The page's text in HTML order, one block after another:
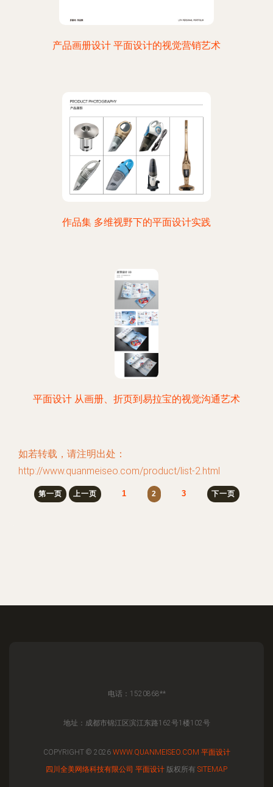
产品画册设计 平面设计的视觉营销艺术
作品集 多维视野下的平面设计实践
平面设计 从画册、折页到易拉宝的视觉沟通艺术
如若转载，请注明出处：
http://www.quanmeiseo.com/product/list-2.html
第一页 上一页 1 2 3 下一页
电话：1520868**
地址：成都市锦江区滨江东路162号1楼102号
COPYRIGHT © 2026 WWW.QUANMEISEO.COM 平面设计
四川全美网络科技有限公司 平面设计 版权所有 SITEMAP